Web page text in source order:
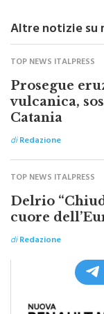
Altre notizie su
TOP NEWS ITALPRESS
Prosegue
vulcanica,
Catania
diRedazione
TOP NEWS ITALPRESS
Delrio
cuore
diRedazione